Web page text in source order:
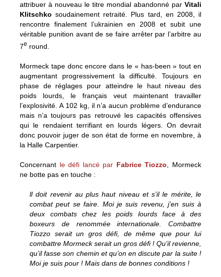
attribuer à nouveau le titre mondial abandonné par Vitali
Klitschko soudainement retraité. Plus tard, en 2008, il
rencontre finalement l’ukrainien en 2008 et subit une
véritable punition avant de se faire arrêter par l’arbitre au
7e round.
Mormeck tape donc encore dans le « has-been » tout en
augmentant progressivement la difficulté. Toujours en
phase de réglages pour atteindre le haut niveau des
poids lourds, le français veut maintenant travailler
l’explosivité. A 102 kg, il n’a aucun problème d’endurance
mais n’a toujours pas retrouvé les capacités offensives
qui le rendaient terrifiant en lourds légers. On devrait
donc pouvoir juger de son état de forme en novembre, à
la Halle Carpentier.
Concernant le défi lancé par Fabrice Tiozzo , Mormeck
ne botte pas en touche :
ll doit revenir au plus haut niveau et s’il le mérite, le
combat peut se faire. Moi je suis revenu, j’en suis à
deux combats chez les poids lourds face à des
boxeurs de renommée internationale. Combattre
Tiozzo serait un gros défi, de même que pour lui
combattre Mormeck serait un gros défi ! Qu’il revienne,
qu’il fasse son chemin et qu’on en discute par la suite !
Moi je suis pour ! Mais dans de bonnes conditions !